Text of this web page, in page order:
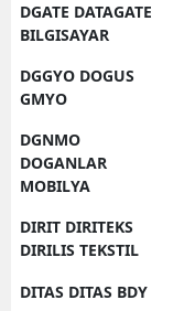
DGATE DATAGATE
BILGISAYAR
DGGYO DOGUS
GMYO
DGNMO
DOGANLAR
MOBILYA
DIRIT DIRITEKS
DIRILIS TEKSTIL
DITAS DITAS BDY